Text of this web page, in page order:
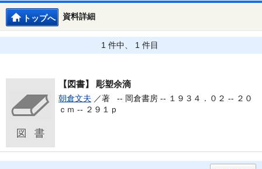
資料詳細
トップへ
1 件中、 1 件目
【図書】 彫塑余滴
朝倉文夫 ／著 -- 岡倉書房 -- １９３４．０２ -- ２０
ｃｍ -- ２９１ｐ